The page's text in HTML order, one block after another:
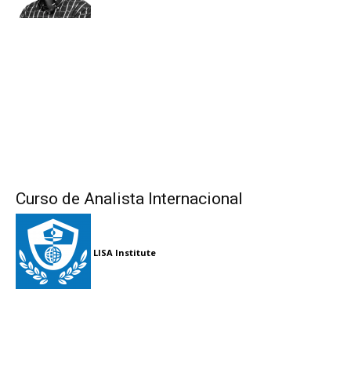
Curso de Analista Internacional
LISA Institute